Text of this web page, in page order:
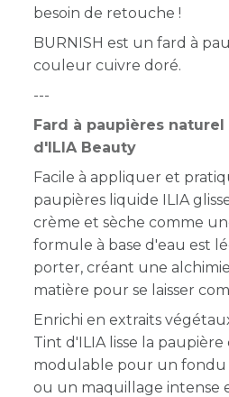
besoin de retouche !
BURNISH est un fard à
couleur cuivre doré.
---
Fard à paupières
d'ILIA Beauty
Facile à appliquer et
paupières liquide ILIA g
crème et sèche comme
formule à base d'eau est
porter, créant une
matière pour se laisser
Enrichi en extraits
Tint d'ILIA lisse la
modulable pour un
ou un maquillage intense